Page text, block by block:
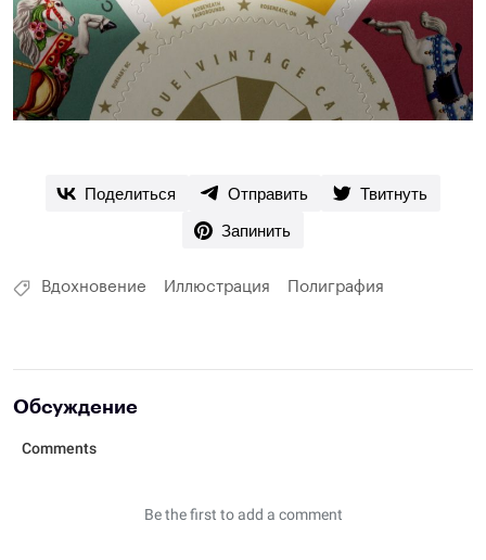
Поделиться Отправить
Твитнуть
Запинить
Вдохновение Иллюстрация Полиграфия
Обсуждение